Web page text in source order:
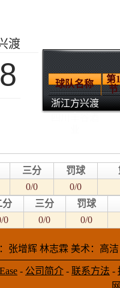
渡
球队名称
第
节
浙江方兴渡
三分 罚球
0/0
0/0
分 三分
罚球
0 0/0 0/0
张增辉 林志霖 美术：高
- 公司简介 - 联系方法 -